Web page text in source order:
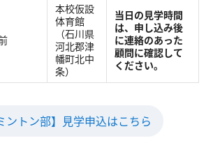
本校仮設
体育館
（石川県
河北郡津
幡町北中
条）
当日の見学時間
は、申し込み後
に連絡のあった
顧問に確認して
ください。
ントン部】見学申込はこちら